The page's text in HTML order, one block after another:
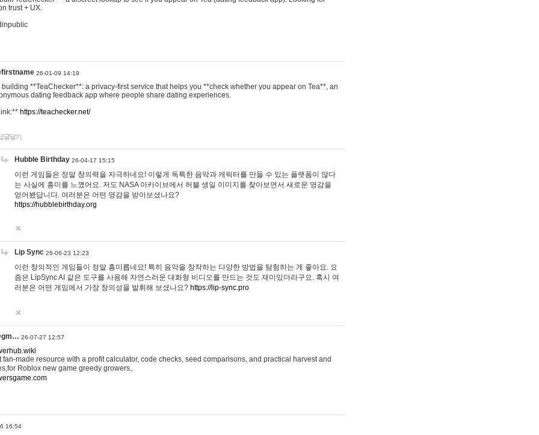
trust + UX.
26-01-09 14:19
building **TeaChecker**: a privacy-first service that helps you **check whether you appear on Tea**, an
dating feedback app where people share dating experiences.
https://teachecker.net/
글달기
Hubble Birthday 26-04-17 15:15
이런 게임들은 정말 창의력을 자극하네요! 이렇게 독특한 음악과 캐릭터를 만들 수 있는 플랫폼이 많다
는 사실에 흥미를 느꼈어요. 저도 NASA 아카이브에서 허블 생일 이미지를 찾아보면서 새로운 영감을
얻어봤답니다. 여러분은 어떤 영감을 받아보셨나요?
https://hubblebirthday.org
Lip Sync 26-06-23 12:23
이런 창의적인 게임들이 정말 흥미롭네요! 특히 음악을 창작하는 다양한 방법을 탐험하는 게 좋아요. 요
즘은 LipSync AI 같은 도구를 사용해 자연스러운 대화형 비디오를 만드는 것도 재미있더라구요. 혹시 여
러분은 어떤 게임에서 가장 창의성을 발휘해 보셨나요? https://lip-sync.pro
26-07-27 12:57
made resource with a profit calculator, code checks, seed comparisons, and practical harvest and
Roblox new game greedy growers。
16:54